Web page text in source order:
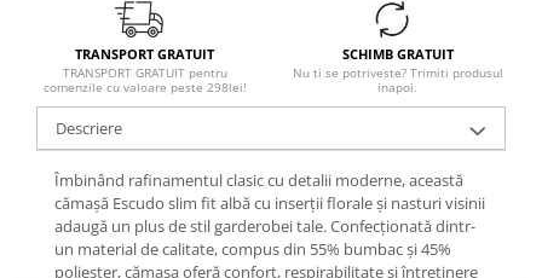
TRANSPORT GRATUIT
TRANSPORT GRATUIT pentru
comenzile cu valoare peste 298lei!
SCHIMB GRATUIT
Nu ti se potriveste? Trimiti produsul
inapoi.
Descriere
Îmbinând rafinamentul clasic cu detalii moderne, această
cămașă Escudo slim fit albă cu inserții florale și nasturi visinii
adaugă un plus de stil garderobei tale. Confecționată dintr-
un material de calitate, compus din 55% bumbac și 45%
poliester, cămașa oferă confort, respirabilitate și întreținere